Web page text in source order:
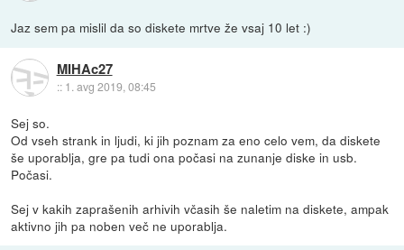
Jaz sem pa mislil da so diskete mrtve že vsaj 10 let :)
MIHAc27
:: 1. avg 2019, 08:45
Sej so.
Od vseh strank in ljudi, ki jih poznam za eno celo vem, da diskete
še uporablja, gre pa tudi ona počasi na zunanje diske in usb.
Počasi.
Sej v kakih zaprašenih arhivih včasih še naletim na diskete, ampak
aktivno jih pa noben več ne uporablja.